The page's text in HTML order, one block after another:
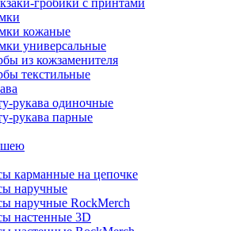
гробики с принтами
кожаные
универсальные
из кожзаменителя
текстильные
рукава одиночные
рукава парные
шею
карманные на цепочке
наручные
наручные RockMerch
настенные 3D